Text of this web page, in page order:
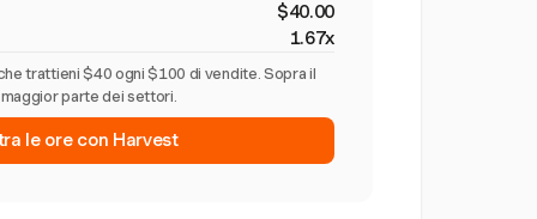
$40.00
1.67x
trattieni $40 ogni $100 di vendite. Sopra il
parte dei settori.
le ore con Harvest